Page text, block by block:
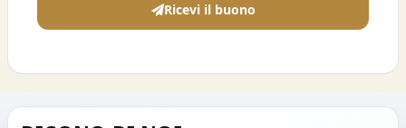
Ricevi il buono